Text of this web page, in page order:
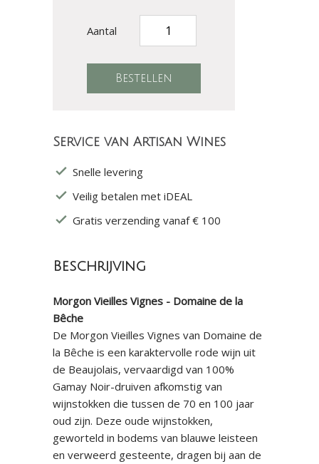
Aantal
Service van Artisan Wines
Snelle levering
Veilig betalen met iDEAL
Gratis verzending vanaf € 100
Beschrijving
Morgon Vieilles Vignes - Domaine de la
Bêche
De Morgon Vieilles Vignes van Domaine de
la Bêche is een karaktervolle rode wijn uit
de Beaujolais, vervaardigd van 100%
Gamay Noir-druiven afkomstig van
wijnstokken die tussen de 70 en 100 jaar
oud zijn. Deze oude wijnstokken,
geworteld in bodems van blauwe leisteen
en verweerd gesteente, dragen bij aan de